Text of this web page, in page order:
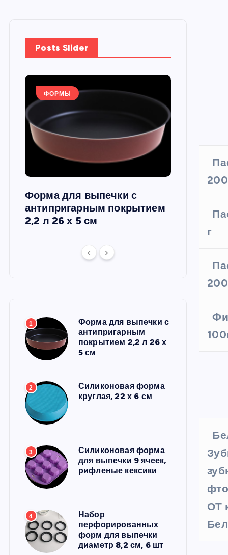
Posts Slider
ФОРМЫ
Форма для выпечки с
антипригарным покрытием
2,2 л 26 х 5 см
круглая,
1
Форма для выпечки с
антипригарным
покрытием 2,2 л 26 х
5 см
2
Силиконовая форма
круглая, 22 х 6 см
3
Силиконовая форма
для выпечки 9 ячеек,
рифленые кексики
4
Набор
перфорированных
форм для выпечки
диаметр 8,2 см, 6 шт
г
ОТ